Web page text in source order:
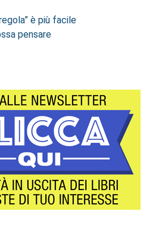
è più facile
pensare